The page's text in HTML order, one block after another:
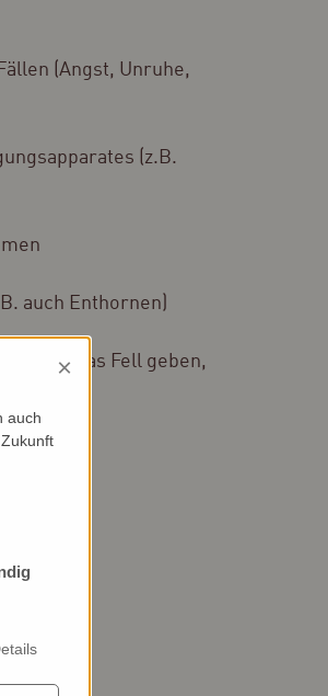
(Angst, Unruhe,
(z.B.
auch Enthornen)
auf das Fell geben,
×
auch